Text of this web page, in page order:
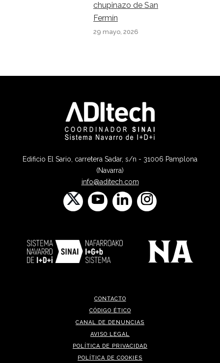
chupinazo de San
Fermín
29 mayo, 2026
Edificio El Sario, carretera Sadar, s/n - 31006 Pamplona
(Navarra)
info@aditech.com
CONTACTO
CÓDIGO ÉTICO
CANAL DE DENUNCIAS
AVISO LEGAL
POLÍTICA DE PRIVACIDAD
POLÍTICA DE COOKIES